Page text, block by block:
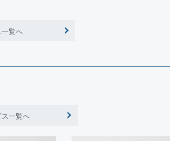
「「
「SURTECH2026 表面技術要素展
一覧へ
一覧へ